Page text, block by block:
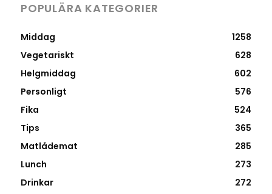
POPULÄRA KATEGORIER
Middag
1258
Vegetariskt
628
Helgmiddag
602
Personligt
576
Fika
524
Tips
365
Matlådemat
285
Lunch
273
Drinkar
272